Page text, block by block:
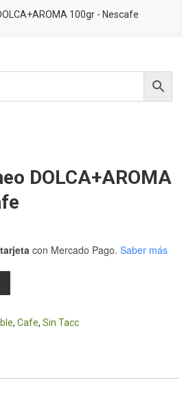
100gr - Nescafe
DOLCA+AROMA
con Mercado Pago. Saber más
,Cafe,Sin Tacc